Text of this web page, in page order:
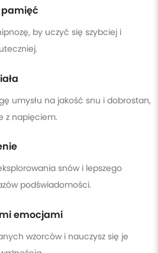
by uczyć się szybciej i
umysłu na jakość snu i dobrostan,
z napięciem.
snów i lepszego
podświadomości.
emocjami
wzorców i nauczysz się je